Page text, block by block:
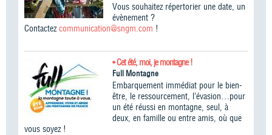
Vous souhaitez répertorier une date, un
évènement ?
Contactezcommunication@sngm.com !
• Cet été, moi, je montagne !
Full Montagne
Embarquement immédiat pour le bien-
être, le ressourcement, l’évasion…pour
un été réussi en montagne, seul, à
deux, en famille ou entre amis, où que
vous soyez !